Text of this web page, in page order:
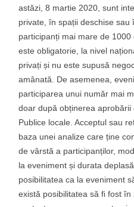
astăzi, 8 martie 2020, sunt
private, în spații deschise sau
participanți mai mare de
este obligatorie, la nivel
privați și nu este supusă
amânată. De asemenea,
participarea unui număr mai
doar după obținerea aprobării
Publice locale. Acceptul sau
baza unei analize care ține
de vârstă a participanților,
la eveniment și durata
posibilitatea ca la eveniment
există posibilitatea să fi fost